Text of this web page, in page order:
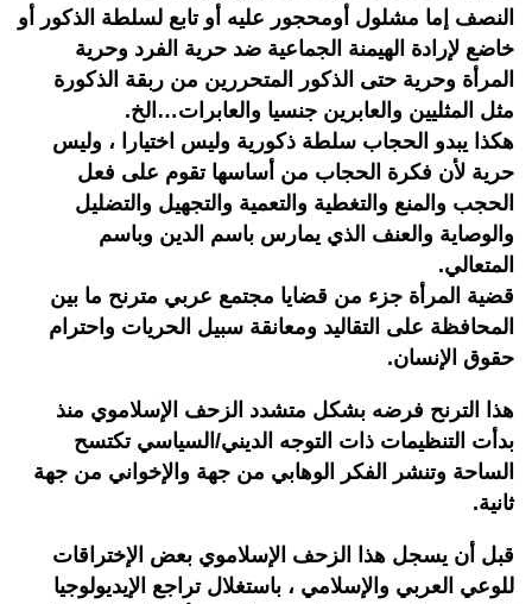
النصف إما مشلول أومحجور عليه أو تابع لسلطة الذكور أو
خاضع لإرادة الهيمنة الجماعية ضد حرية الفرد وحرية
المرأة وحرية حتى الذكور المتحررين من ربقة الذكورة
مثل المثليين والعابرين جنسيا والعابرات…الخ.
هكذا يبدو الحجاب سلطة ذكورية وليس اختيارا ، وليس
حرية لأن فكرة الحجاب من أساسها تقوم على فعل
الحجب والمنع والتغطية والتعمية والتجهيل والتضليل
والوصاية والعنف الذي يمارس باسم الدين وباسم
المتعالي.
قضية المرأة جزء من قضايا مجتمع عربي مترنح ما بين
المحافظة على التقاليد ومعانقة سبيل الحريات واحترام
حقوق الإنسان.
هذا الترنح فرضه بشكل متشدد الزحف الإسلاموي منذ
بدأت التنظيمات ذات التوجه الديني/السياسي تكتسح
الساحة وتنشر الفكر الوهابي من جهة والإخواني من جهة
ثانية.
قبل أن يسجل هذا الزحف الإسلاموي بعض الإختراقات
للوعي العربي والإسلامي ، باستغلال تراجع الإيديولوجيا